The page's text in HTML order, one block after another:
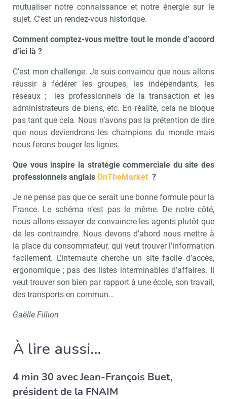
mutualiser notre connaissance et notre énergie sur le
sujet. C’est un rendez-vous historique.
Comment comptez-vous mettre tout le monde d’accord
d’ici là ?
C’est mon challenge. Je suis convaincu que nous allons
réussir à fédérer les groupes, les indépendants, les
réseaux ; les professionnels de la transaction et les
administrateurs de biens, etc. En réalité, cela ne bloque
pas tant que cela. Nous n’avons pas la prétention de dire
que nous deviendrons les champions du monde mais
nous ferons bouger les lignes.
Que vous inspire la stratégie commerciale du site des
professionnels anglais OnTheMarket ?
Je ne pense pas que ce serait une bonne formule pour la
France. Le schéma n’est pas le même. De notre côté,
nous allons essayer de convaincre les agents plutôt que
de les contraindre. Nous devons d’abord nous mettre à
la place du consommateur, qui veut trouver l’information
facilement. L’internaute cherche un site facile d’accès,
ergonomique ; pas des listes interminables d’affaires. Il
veut trouver son bien par rapport à une école, son travail,
des transports en commun…
Gaëlle Fillion
À lire aussi…
4 min 30 avec Jean-François Buet,
président de la FNAIM
Recevoir Immo Matin
Valider
Non merci, je reçois déjà
!
Je déciderai plus
tard